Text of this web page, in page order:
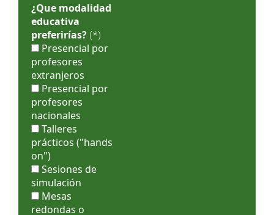
¿Que modalidad
educativa
preferirías? (*)
Presencial por
profesores
extranjeros
Presencial por
profesores
nacionales
Talleres
prácticos ("hands
on")
Sesiones de
simulación
Mesas
redondas o